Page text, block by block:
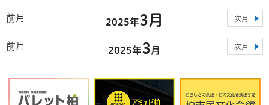
前月 2025年3月 次月
前月 2025年3月 次月